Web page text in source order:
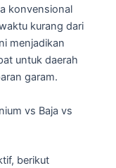
konvensional
kurang dari
menjadikan
untuk daerah
garam.
vs Baja vs
berikut